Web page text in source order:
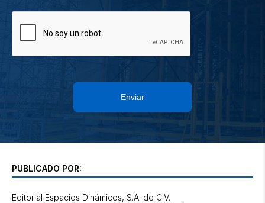
Enviar
PUBLICADO POR:
Editorial Espacios Dinámicos, S.A. de C.V.